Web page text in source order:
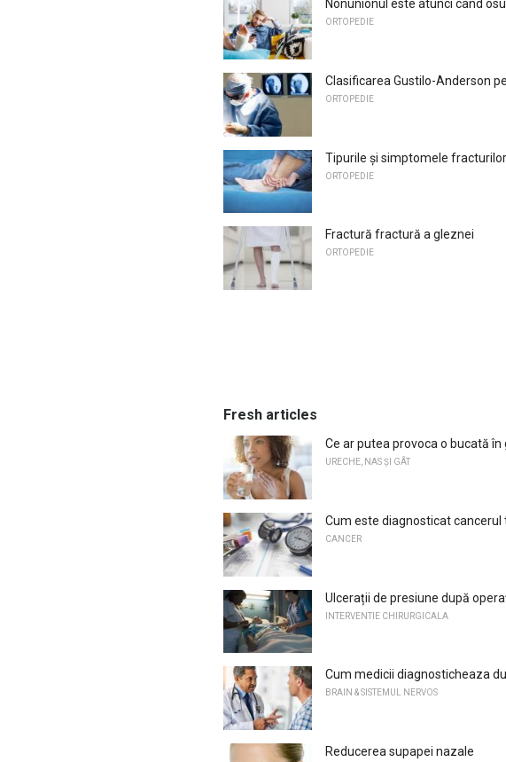
Nonunionul este atunci când
ORTOPEDIE
Clasificarea Gustilo-Anderson
ORTOPEDIE
Tipurile și simptomele
ORTOPEDIE
Fractură fractură a gleznei
ORTOPEDIE
Fresh articles
Ce ar putea provoca o bucată în
URECHE, NAS ȘI GÂT
Cum este diagnosticat cancerul
CANCER
Ulcerații de presiune după
INTERVENTIE CHIRURGICALA
Cum medicii diagnosticheaza
BRAIN & SISTEMUL NERVOS
Reducerea supapei nazale